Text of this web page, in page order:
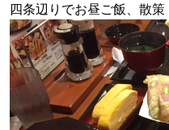
四条辺りでお昼ご飯、散策